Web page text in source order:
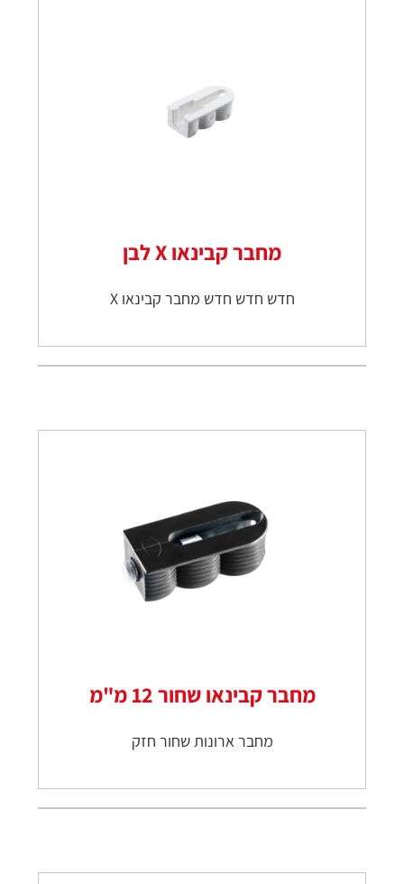
מחבר קבינאו X לבן
חדש חדש חדש מחבר קבינאו X
מחבר קבינאו שחור 12 מ"מ
מחבר ארונות שחור חזק